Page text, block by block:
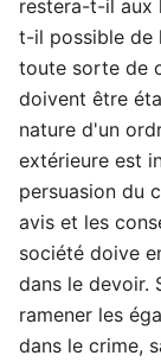
restera-t-il aux
t-il possible de
toute sorte de
doivent être
nature d'un
extérieure est
persuasion du
avis et les
société doive
dans le devoir.
ramener les
dans le crime,